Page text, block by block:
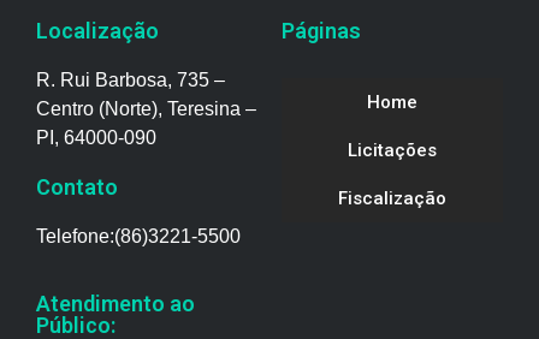
Localização
R. Rui Barbosa, 735 –
Centro (Norte), Teresina –
PI, 64000-090
Contato
Telefone:(86)3221-5500
Atendimento ao
Público:
Páginas
Home
Licitações
Fiscalização